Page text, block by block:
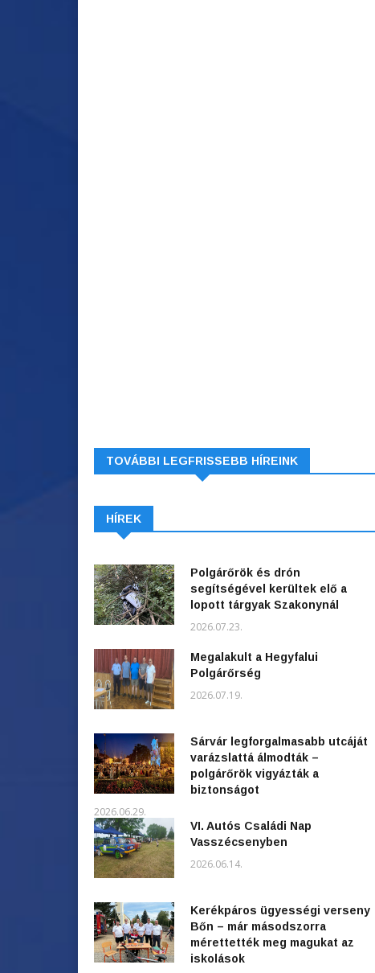
TOVÁBBI LEGFRISSEBB HÍREINK
HÍREK
Polgárőrök és drón
segítségével kerültek elő a
lopott tárgyak Szakonynál
2026.07.23.
Megalakult a Hegyfalui
Polgárőrség
2026.07.19.
Sárvár legforgalmasabb utcáját
varázslattá álmodták –
polgárőrök vigyázták a
biztonságot
2026.06.29.
VI. Autós Családi Nap
Vasszécsenyben
2026.06.14.
Kerékpáros ügyességi verseny
Bőn – már másodszorra
mérettették meg magukat az
iskolások